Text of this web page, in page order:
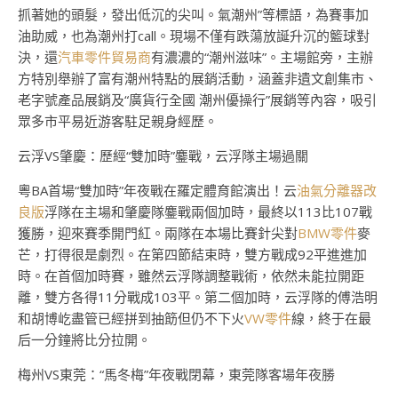
抓著她的頭髮，發出低沉的尖叫。氣潮州”等標語，為賽事加
油助威，也為潮州打call。現場不僅有跌蕩放誕升沉的籃球對
決，還汽車零件貿易商有濃濃的“潮州滋味”。主場館旁，主辦
方特別舉辦了富有潮州特點的展銷活動，涵蓋非遺文創集市、
老字號產品展銷及“廣貨行全國 潮州優操行”展銷等內容，吸引
眾多市平易近游客駐足親身經歷。
云浮VS肇慶：歷經“雙加時”鏖戰，云浮隊主場過關
粵BA首場“雙加時”年夜戰在羅定體育館演出！云油氣分離器改
良版浮隊在主場和肇慶隊鏖戰兩個加時，最終以113比107戰
獲勝，迎來賽季開門紅。兩隊在本場比賽針尖對BMW零件麥
芒，打得很是劇烈。在第四節結束時，雙方戰成92平進進加
時。在首個加時賽，雖然云浮隊調整戰術，依然未能拉開距
離，雙方各得11分戰成103平。第二個加時，云浮隊的傅浩明
和胡博屹盡管已經拼到抽筯但仍不下火VW零件線，終于在最
后一分鐘將比分拉開。
梅州VS東莞：“馬冬梅”年夜戰閉幕，東莞隊客場年夜勝